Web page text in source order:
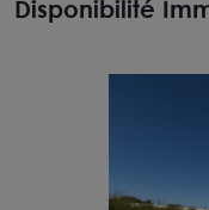
Disponibilité